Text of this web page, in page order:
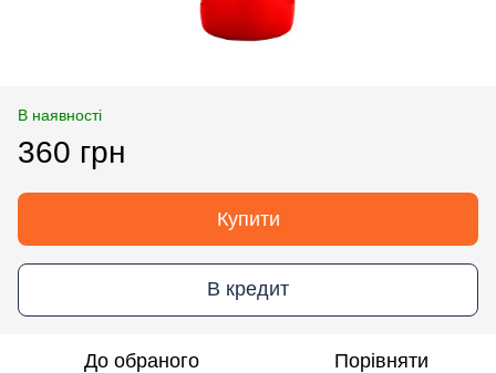
В наявності
360 грн
Купити
В кредит
До обраного Порівняти